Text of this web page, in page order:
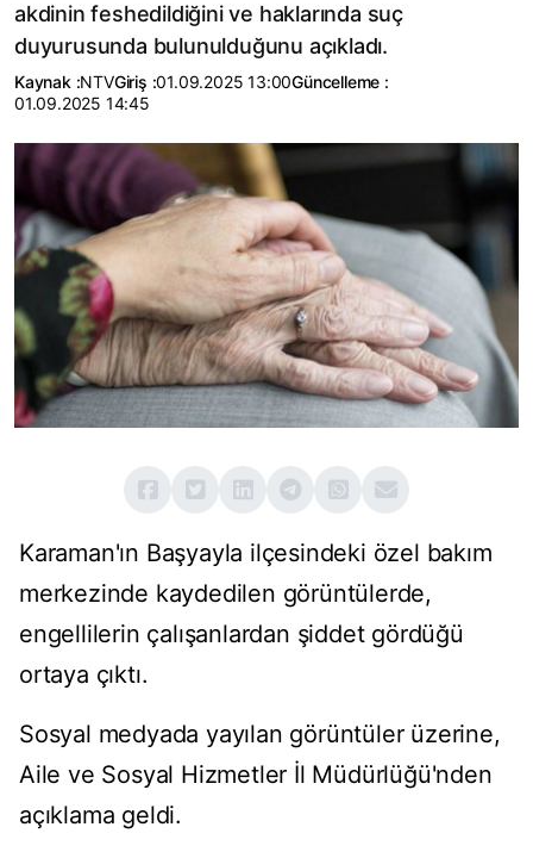
akdinin feshedildiğini ve haklarında suç
duyurusunda bulunulduğunu açıkladı.
Kaynak :NTVGiriş :01.09.2025 13:00Güncelleme :
01.09.2025 14:45
Karaman'ın Başyayla ilçesindeki özel bakım
merkezinde kaydedilen görüntülerde,
engellilerin çalışanlardan şiddet gördüğü
ortaya çıktı.
Sosyal medyada yayılan görüntüler üzerine,
Aile ve Sosyal Hizmetler İl Müdürlüğü'nden
açıklama geldi.